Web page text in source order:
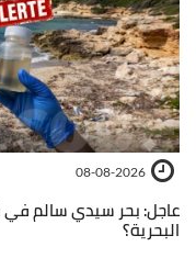
08-08-2026
عاجل: بحر سيدي سالم في
البحرية؟